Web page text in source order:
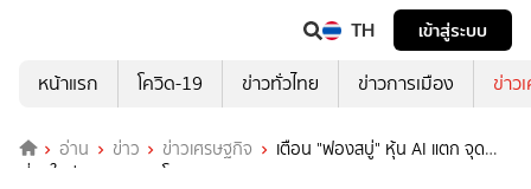
TH
เข้าสู่ระบบ
หน้าแรก
โควิด-19 ข่าวทั่วไทย ข่าวการเมือง ข่าว
อ่าน ข่าว ข่าวเศรษฐกิจ
เตือน "ฟองสบู่" หุ้น AI แตก จุด
เสี่ยงใหม่ระบบการเงินโลก